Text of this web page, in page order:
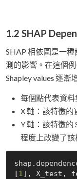
1.2 SHAP
SHAP 相依圖是一
測的影響。在這個
Shapley values 逐漸
每個點代表資
X 軸：該特徵的
Y 軸：該特徵的
程度上改變了該
[1